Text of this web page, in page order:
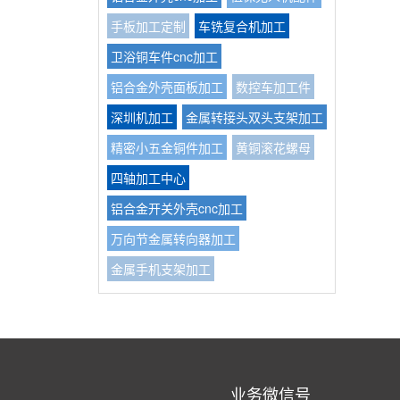
手板加工定制
车铣复合机加工
卫浴铜车件cnc加工
铝合金外壳面板加工
数控车加工件
深圳机加工
金属转接头双头支架加工
精密小五金铜件加工
黄铜滚花螺母
四轴加工中心
铝合金开关外壳cnc加工
万向节金属转向器加工
金属手机支架加工
业务微信号